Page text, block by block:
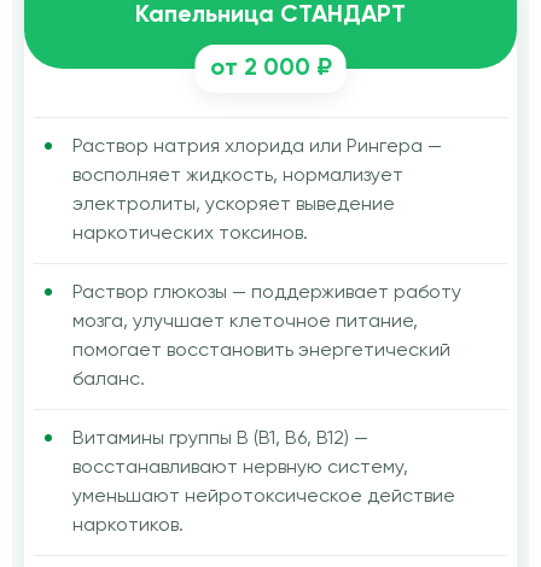
Капельница СТАНДАРТ
от 2 000 ₽
Раствор натрия хлорида или Рингера —
восполняет жидкость, нормализует
электролиты, ускоряет выведение
наркотических токсинов.
Раствор глюкозы — поддерживает работу
мозга, улучшает клеточное питание,
помогает восстановить энергетический
баланс.
Витамины группы B (B1, B6, B12) —
восстанавливают нервную систему,
уменьшают нейротоксическое действие
наркотиков.